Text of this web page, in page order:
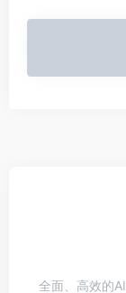
全面、高效的